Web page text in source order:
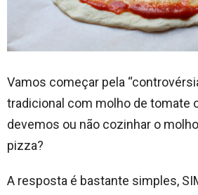
Vamos começar pela
tradicional com molho de tomate
devemos ou não cozinhar o
pizza?
A resposta é bastante simples,